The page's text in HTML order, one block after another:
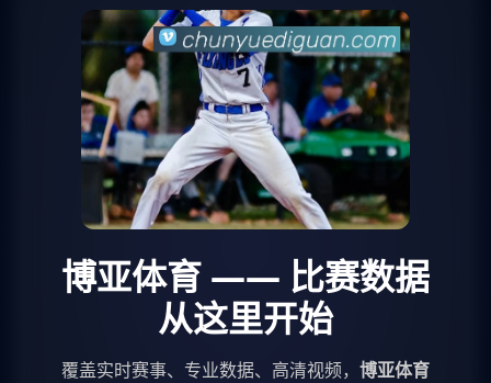
博亚体育 —— 比赛数据
从这里开始
覆盖实时赛事、专业数据、高清视频， 博亚体育